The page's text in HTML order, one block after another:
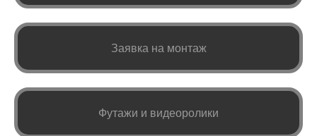
Заявка на монтаж
Футажи и видеоролики